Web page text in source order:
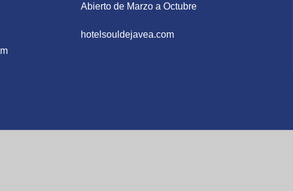
Abierto de Marzo a Octubre
hotelsouldejavea.com